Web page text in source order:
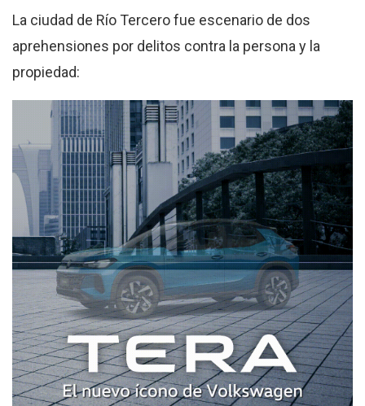
La ciudad de Río Tercero fue escenario de dos
aprehensiones por delitos contra la persona y la
propiedad: